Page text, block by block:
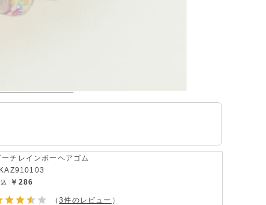
ーチレインボーヘアゴム
￥286
（3件のレビュー ）